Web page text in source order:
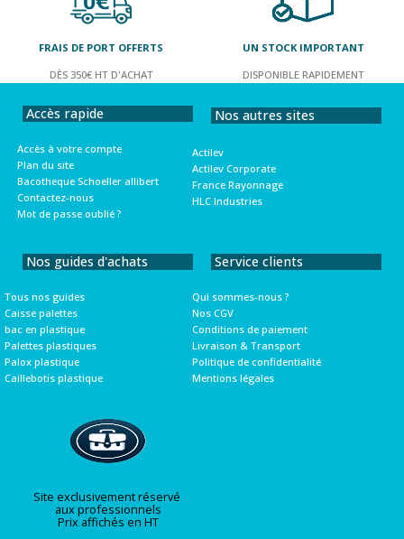
FRAIS DE PORT OFFERTS
DÈS 350€ HT D'ACHAT
UN STOCK IMPORTANT
DISPONIBLE RAPIDEMENT
Accès rapide
Accès à votre compte
Plan du site
Bacotheque Schoeller allibert
Contactez-nous
Mot de passe oublié ?
Nos autres sites
Actilev
Actilev Corporate
France Rayonnage
HLC Industries
Nos guides d'achats
Tous nos guides
Caisse palettes
bac en plastique
Palettes plastiques
Palox plastique
Caillebotis plastique
Service clients
Qui sommes-nous ?
Nos CGV
Conditions de paiement
Livraison & Transport
Politique de confidentialité
Mentions légales
Site exclusivement réservé
aux professionnels
Prix affichés en HT